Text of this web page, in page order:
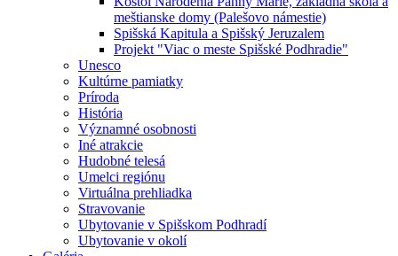
meštianske domy (Palešovo námestie)
Spišská Kapitula a Spišský Jeruzalem
Projekt "Viac o meste Spišské Podhradie"
Unesco
Kultúrne pamiatky
Príroda
História
Významné osobnosti
Iné atrakcie
Hudobné telesá
Umelci regiónu
Virtuálna prehliadka
Stravovanie
Ubytovanie v Spišskom Podhradí
Ubytovanie v okolí